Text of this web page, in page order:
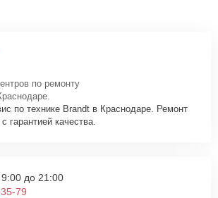
по ремонту
по технике Brandt в Краснодаре. Ремонт
гарантией качества.
до 21:00
79